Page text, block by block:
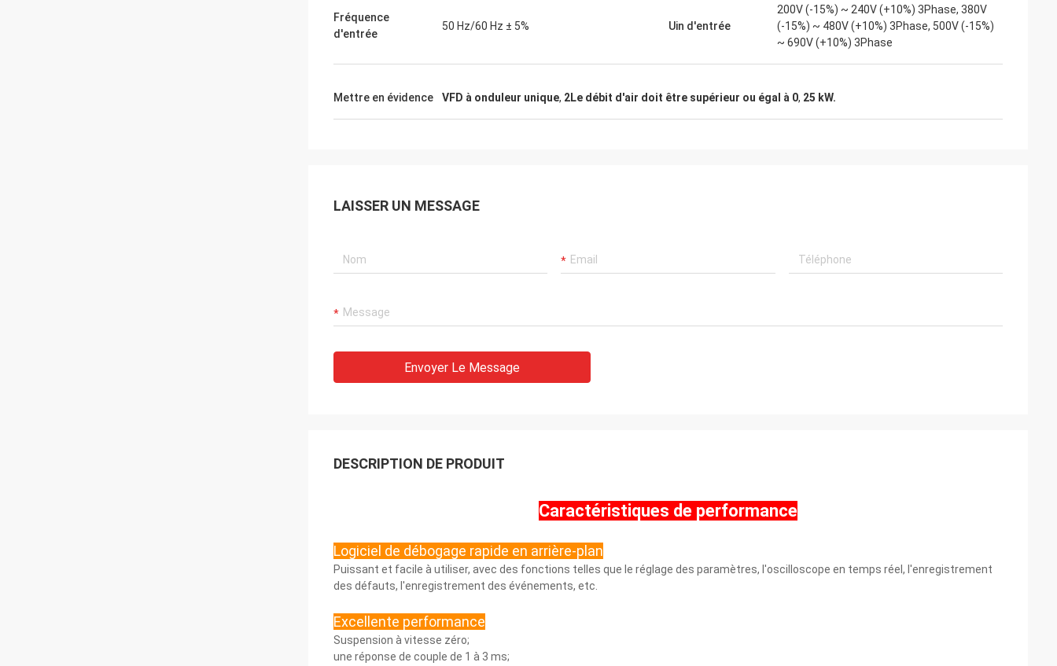
Fréquence
d'entrée
50 Hz/60 Hz ± 5% Uin d'entrée
200V (-15%) ~ 240V (+10%) 3Phase, 380V
(-15%) ~ 480V (+10%) 3Phase, 500V (-15%)
~ 690V (+10%) 3Phase
Mettre en évidence VFD à onduleur unique, 2Le débit d'air doit être supérieur ou égal à 0, 25 kW.
LAISSER UN MESSAGE
Envoyer Le Message
DESCRIPTION DE PRODUIT
Caractéristiques de performance
Logiciel de débogage rapide en arrière-plan
Puissant et facile à utiliser, avec des fonctions telles que le réglage des paramètres, l'oscilloscope en temps réel, l'enregistrement
des défauts, l'enregistrement des événements, etc.
Excellente performance
Suspension à vitesse zéro;
une réponse de couple de 1 à 3 ms;